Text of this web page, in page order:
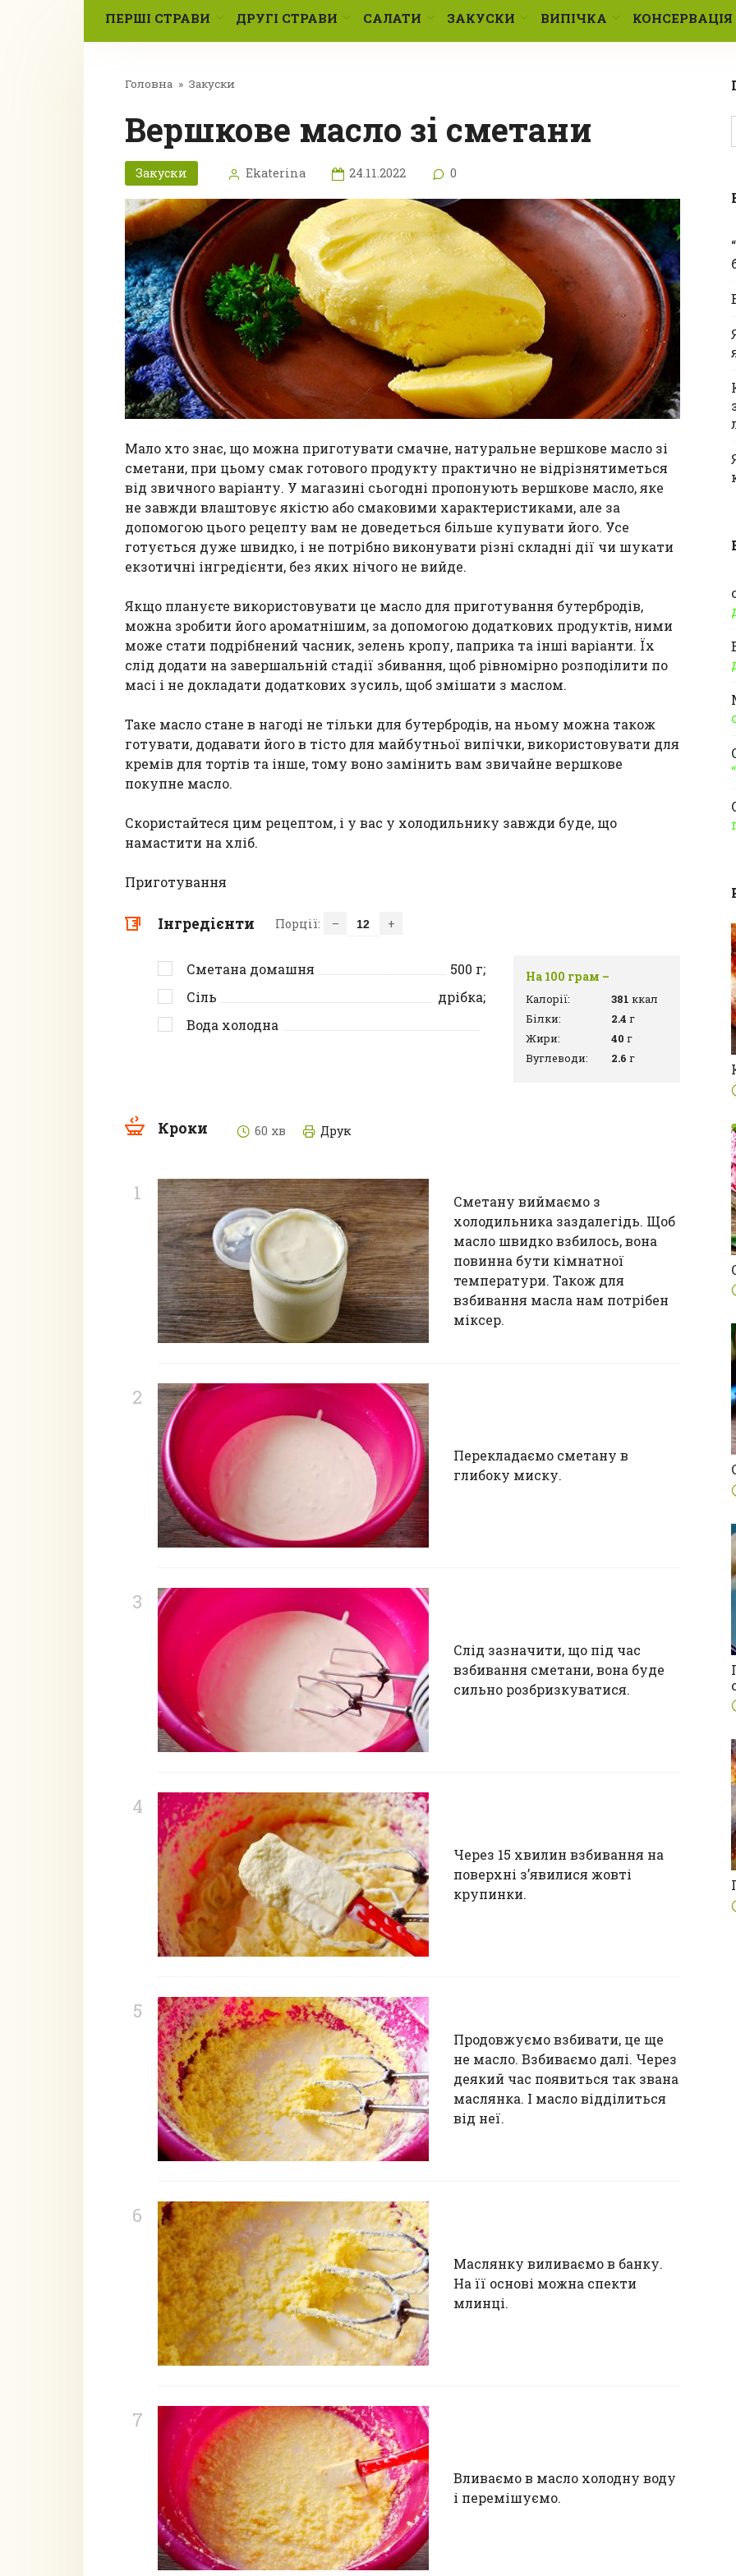
ПЕРШІ СТРАВИ ДРУГІ СТРАВИ САЛАТИ ЗАКУСКИ ВИПІЧКА КОНСЕРВАЦІЯ
Головна » Закуски
Вершкове масло зі сметани
Закуски Ekaterina 24.11.2022 0
Мало хто знає, що можна приготувати смачне, натуральне вершкове масло зі
сметани, при цьому смак готового продукту практично не відрізнятиметься
від звичного варіанту. У магазині сьогодні пропонують вершкове масло, яке
не завжди влаштовує якістю або смаковими характеристиками, але за
допомогою цього рецепту вам не доведеться більше купувати його. Усе
готується дуже швидко, і не потрібно виконувати різні складні дії чи шукати
екзотичні інгредієнти, без яких нічого не вийде.
Якщо плануєте використовувати це масло для приготування бутербродів,
можна зробити його ароматнішим, за допомогою додаткових продуктів, ними
може стати подрібнений часник, зелень кропу, паприка та інші варіанти. Їх
слід додати на завершальній стадії збивання, щоб рівномірно розподілити по
масі і не докладати додаткових зусиль, щоб змішати з маслом.
Таке масло стане в нагоді не тільки для бутербродів, на ньому можна також
готувати, додавати його в тісто для майбутньої випічки, використовувати для
кремів для тортів та інше, тому воно замінить вам звичайне вершкове
покупне масло.
Скористайтеся цим рецептом, і у вас у холодильнику завжди буде, що
намастити на хліб.
Приготування
Інгредієнти Порції: – +
Сметана домашня 500 г;
Сіль
дрібка;
Вода холодна
На 100 грам –
Калорії: 381 ккал
Білки:
2.4 г
Жири:
40 г
Вуглеводи:
2.6 г
Кроки 60 хв Друк
Сметану виймаємо з
холодильника заздалегідь. Щоб
масло швидко взбилось, вона
повинна бути кімнатної
температури. Також для
взбивання масла нам потрібен
міксер.
Перекладаємо сметану в
глибоку миску.
Слід зазначити, що під час
взбивання сметани, вона буде
сильно розбризкуватися.
Через 15 хвилин взбивання на
поверхні з’явилися жовті
крупинки.
Продовжуємо взбивати, це ще
не масло. Взбиваємо далі. Через
деякий час появиться так звана
маслянка. І масло відділиться
від неї.
Маслянку виливаємо в банку.
На її основі можна спекти
млинці.
Вливаємо в масло холодну воду
і перемішуємо.